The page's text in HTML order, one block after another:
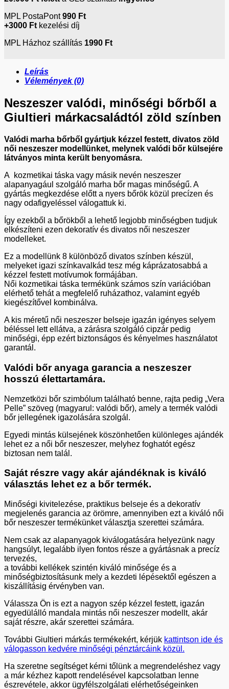
MPL PostaPont990 Ft
+3000 Ft kezelési díj
MPL Házhoz szállítás 1990 Ft
Leírás
Vélemények (0)
Neszeszer valódi, minőségi bőrből a
Giultieri márkacsaládtól zöld színben
Valódi marha bőrből gyártjuk kézzel festett, divatos zöld
női neszeszer modellünket, melynek valódi bőr külsejére
látványos minta került benyomásra.
A kozmetikai táska vagy másik nevén neszeszer
alapanyagául szolgáló marha bőr magas minőségű. A
gyártás megkezdése előtt a nyers bőrök közül precízen és
nagy odafigyeléssel válogattuk ki.
Így ezekből a bőrökből a lehető legjobb minőségben tudjuk
elkészíteni ezen dekoratív és divatos női neszeszer
modelleket.
Ez a modellünk 8 különböző divatos színben készül,
melyeket igazi színkavalkád tesz még káprázatosabbá a
kézzel festett motívumok formájában.
Női kozmetikai táska termékünk számos szín variációban
elérhető tehát a megfelelő ruházathoz, valamint egyéb
kiegészítővel kombinálva.
A kis méretű női neszeszer belseje igazán igényes selyem
béléssel lett ellátva, a zárásra szolgáló cipzár pedig
minőségi, épp ezért biztonságos és kényelmes használatot
garantál.
Valódi bőr anyaga garancia a neszeszer
hosszú élettartamára.
Nemzetközi bőr szimbólum található benne, rajta pedig „Vera
Pelle” szöveg (magyarul: valódi bőr), amely a termék valódi
bőr jellegének igazolására szolgál.
Egyedi mintás külsejének köszönhetően különleges ajándék
lehet ez a női bőr neszeszer, melyhez foghatót egész
biztosan nem talál.
Saját részre vagy akár ajándéknak is kiváló
választás lehet ez a bőr termék.
Minőségi kivitelezése, praktikus belseje és a dekoratív
megjelenés garancia az örömre, amennyiben ezt a kiváló női
bőr neszeszer termékünket választja szerettei számára.
Nem csak az alapanyagok kiválogatására helyezünk nagy
hangsúlyt, legalább ilyen fontos része a gyártásnak a precíz
tervezés,
a további kellékek szintén kiváló minősége és a
minőségbiztosításunk mely a kezdeti lépésektől egészen a
kiszállításig érvényben van.
Válassza Ön is ezt a nagyon szép kézzel festett, igazán
egyedülálló mandala mintás női neszeszer modellt, akár
saját részre, akár szerettei számára.
További Giultieri márkás termékekért, kérjük kattintson ide és
válogasson kedvére minőségi pénztárcáink közül.
Ha szeretne segítséget kérni tőlünk a megrendeléshez vagy
a már kézhez kapott rendelésével kapcsolatban lenne
észrevétele, akkor ügyfélszolgálati elérhetőségeinken